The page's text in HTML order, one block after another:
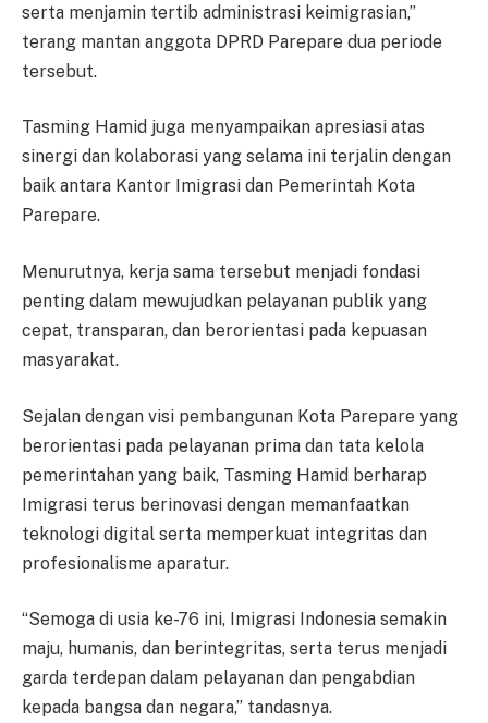
serta menjamin tertib administrasi keimigrasian,”
terang mantan anggota DPRD Parepare dua periode
tersebut.
Tasming Hamid juga menyampaikan apresiasi atas
sinergi dan kolaborasi yang selama ini terjalin dengan
baik antara Kantor Imigrasi dan Pemerintah Kota
Parepare.
Menurutnya, kerja sama tersebut menjadi fondasi
penting dalam mewujudkan pelayanan publik yang
cepat, transparan, dan berorientasi pada kepuasan
masyarakat.
Sejalan dengan visi pembangunan Kota Parepare yang
berorientasi pada pelayanan prima dan tata kelola
pemerintahan yang baik, Tasming Hamid berharap
Imigrasi terus berinovasi dengan memanfaatkan
teknologi digital serta memperkuat integritas dan
profesionalisme aparatur.
“Semoga di usia ke-76 ini, Imigrasi Indonesia semakin
maju, humanis, dan berintegritas, serta terus menjadi
garda terdepan dalam pelayanan dan pengabdian
kepada bangsa dan negara,” tandasnya.